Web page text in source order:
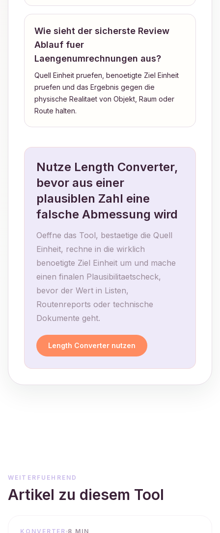
Wie sieht der sicherste Review
Ablauf fuer
Laengenumrechnungen aus?
Quell Einheit pruefen, benoetigte Ziel Einheit
pruefen und das Ergebnis gegen die
physische Realitaet von Objekt, Raum oder
Route halten.
Nutze Length Converter,
bevor aus einer
plausiblen Zahl eine
falsche Abmessung wird
Oeffne das Tool, bestaetige die Quell
Einheit, rechne in die wirklich
benoetigte Ziel Einheit um und mache
einen finalen Plausibilitaetscheck,
bevor der Wert in Listen,
Routenreports oder technische
Dokumente geht.
Length Converter nutzen
WEITERFUEHREND
Artikel zu diesem Tool
KONVERTER 8 MIN